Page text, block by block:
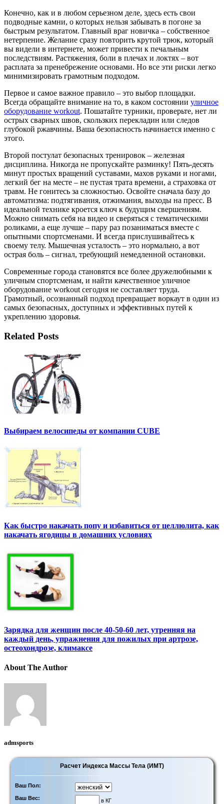
Конечно, как и в любом серьезном деле, здесь есть свои
подводные камни, о которых нельзя забывать в погоне за
быстрым результатом. Главный враг новичка – собственное
нетерпение. Желание сразу повторить крутой трюк, который
вы видели в интернете, может привести к печальным
последствиям. Растяжения, боли в плечах и локтях – вот
расплата за пренебрежение основами. Но все эти риски легко
минимизировать грамотным подходом.
Первое и самое важное правило – это выбор площадки.
Всегда обращайте внимание на то, в каком состоянии уличное
оборудование workout. Пошатайте турники, проверьте, нет ли
острых сварных швов, скользких перекладин или следов
глубокой ржавчины. Ваша безопасность начинается именно с
этого.
Второй постулат безопасных тренировок – железная
дисциплина. Никогда не пропускайте разминку! Пять-десять
минут простых вращений суставами, махов руками и ногами,
легкий бег на месте – не пустая трата времени, а страховка от
травм. Не гонитесь за сложностью. Освойте сначала базу до
автоматизма: подтягивания, отжимания, выходы на пресс. В
идеальной технике кроется ключ к будущим свершениям.
Можно снимать себя на видео и сверяться с тематическими
роликами, а еще лучше – пару раз позаниматься вместе с
опытными спортсменами. И всегда прислушивайтесь к
своему телу. Мышечная усталость – это нормально, а вот
острая боль – сигнал, требующий немедленной остановки.
Современные города становятся все более дружелюбными к
уличным спортсменам, и найти качественное уличное
оборудование workout сегодня не составляет труда.
Грамотный, осознанный подход превращает воркаут в один из
самых безопасных, доступных и эффективных путей к
укреплению здоровья.
Related Posts
Выбираем велосипеды от компании CUBE
Как быстро накачать попу и избавиться от целлюлита, как
накачать ягодицы в домашних условиях
Зарядка для женщин после 40-50-60 лет, утренняя на
каждый день, упражнения для пожилых при артрозе,
остеохондрозе, климаксе
About The Author
admsports
Расчет Индекса Массы Тела (ИМТ)
Ваш Пол:
Ваш Вес: в КГ